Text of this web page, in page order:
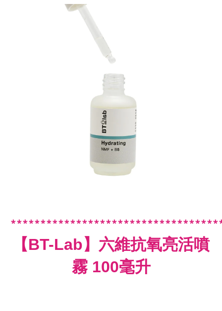
【BT-Lab】六維抗氧亮活噴
霧 100毫升